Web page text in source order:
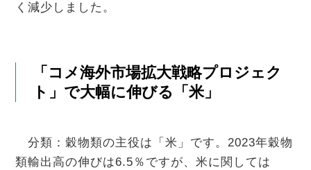
く減少しました。
「コメ海外市場拡大戦略プロジェク
ト」で大幅に伸びる「米」
分類：穀物類の主役は「米」です。2023年穀物
類輸出高の伸びは6.5％ですが、米に関しては